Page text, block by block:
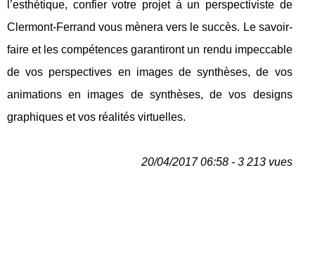
l’esthétique, confier votre projet à un perspectiviste de
Clermont-Ferrand vous mènera vers le succès. Le savoir-
faire et les compétences garantiront un rendu impeccable
de vos perspectives en images de synthèses, de vos
animations en images de synthèses, de vos designs
graphiques et vos réalités virtuelles.
20/04/2017 06:58 - 3 213 vues